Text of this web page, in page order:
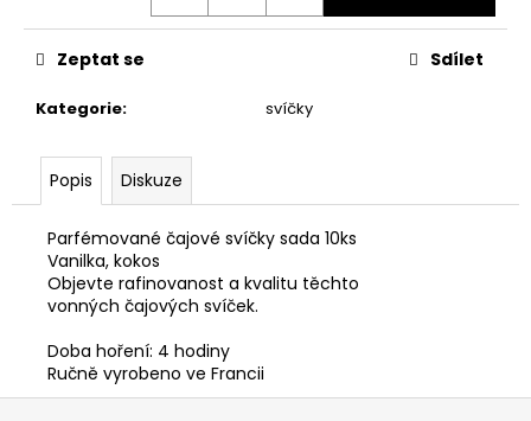
Kategorie: svíčky
Zeptat se Sdílet
Popis Diskuze
Parfémované čajové svíčky sada 10ks
Vanilka, kokos
Objevte rafinovanost a kvalitu těchto
vonných čajových svíček.
Doba hoření: 4 hodiny
Ručně vyrobeno ve Francii